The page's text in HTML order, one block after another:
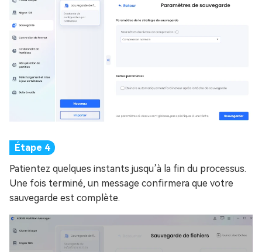
Patientez quelques instants jusqu’à la fin du processus.
Une fois terminé, un message confirmera que votre
sauvegarde est complète.